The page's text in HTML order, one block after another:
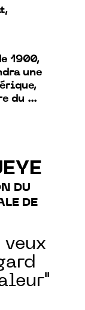
1900,
une
du ...
DU
DE
veux